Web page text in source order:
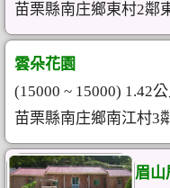
苗栗縣南庄鄉東村2鄰
雲朵花園
(15000 ~ 15000) 1.42
苗栗縣南庄鄉南江村3
眉山